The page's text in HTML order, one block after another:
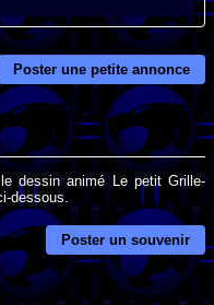
Poster une petite annonce
dessin animé Le petit Grille-
dessous.
Poster un souvenir